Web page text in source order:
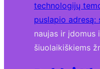
technologijų
puslapio adresą:
naujas ir įdomus
šiuolaikiškiems